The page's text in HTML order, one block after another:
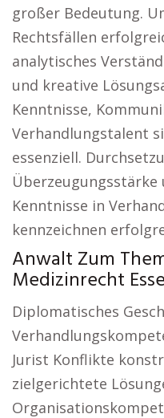
großer Bedeutung.
Rechtsfällen
analytisches
und kreative
Kenntnisse,
Verhandlungstalent
essenziell.
Überzeugungsstärke
Kenntnisse in
kennzeichnen
Anwalt Zum
Medizinrecht
Diplomatisches
Jurist Konflikte
zielgerichtete